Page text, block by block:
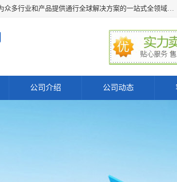
深圳万检通科技有限公司主营:iso9001质量认证机构及质检报告流程，为众多行业和产品提供通行全球解决方案的一站式全领域公共检测、鉴定、验货、srrc认证,质量检测认证及CE认证公司，帮助企业应对全球各种技术贸易壁垒，提升企业竞争优势，满足其对品质的高标准要求。
公司介绍 公司动态